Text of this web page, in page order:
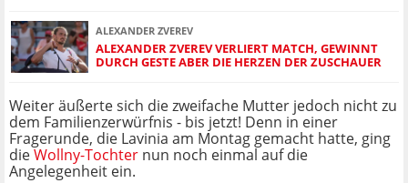
ALEXANDER ZVEREV
ALEXANDER ZVEREV VERLIERT MATCH, GEWINNT
DURCH GESTE ABER DIE HERZEN DER ZUSCHAUER
Weiter äußerte sich die zweifache Mutter jedoch nicht zu
dem Familienzerwürfnis - bis jetzt! Denn in einer
Fragerunde, die Lavinia am Montag gemacht hatte, ging
dieWollny-Tochter nun noch einmal auf die
Angelegenheit ein.